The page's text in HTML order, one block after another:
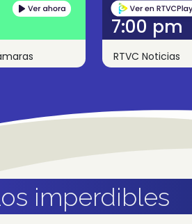
7:00 pm
RTVC Noticias
imperdibles